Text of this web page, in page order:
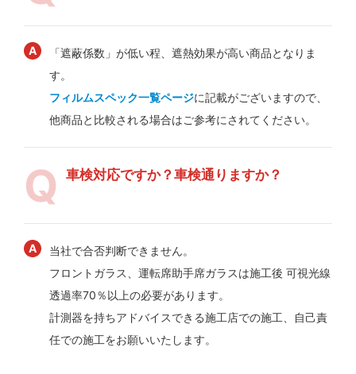
「遮蔽係数」が低い程、遮熱効果が高い商品となりま
す。
フィルムスペック一覧ページに記載がございますので、
他商品と比較される場合はご参考にされてください。
車検対応ですか？車検通りますか？
当社で合否判断できません。
フロントガラス、運転席助手席ガラスは施工後 可視光線
透過率70％以上の必要があります。
計測器を持ちアドバイスできる施工店での施工、自己責
任での施工をお願いいたします。